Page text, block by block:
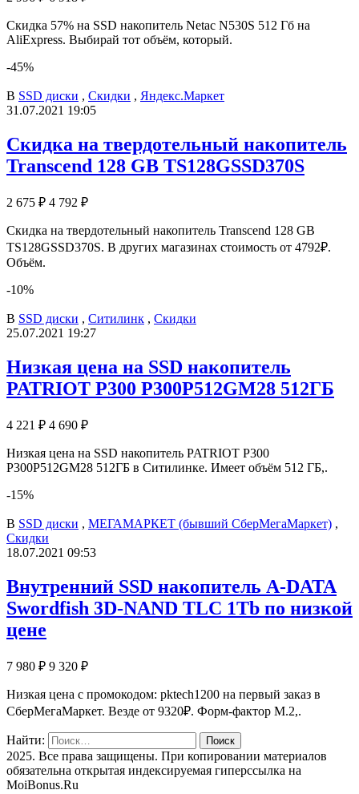
Скидка 57% на SSD накопитель Netac N530S 512 Гб на
AliExpress. Выбирай тот объём, который.
-45%
В SSD диски , Скидки , Яндекс.Маркет
31.07.2021 19:05
Скидка на твердотельный накопитель
Transcend 128 GB TS128GSSD370S
2 675 ₽ 4 792 ₽
Скидка на твердотельный накопитель Transcend 128 GB
TS128GSSD370S. В других магазинах стоимость от 4792₽.
Объём.
-10%
В SSD диски , Ситилинк , Скидки
25.07.2021 19:27
Низкая цена на SSD накопитель
PATRIOT P300 P300P512GM28 512ГБ
4 221 ₽ 4 690 ₽
Низкая цена на SSD накопитель PATRIOT P300
P300P512GM28 512ГБ в Ситилинке. Имеет объём 512 ГБ,.
-15%
В SSD диски , МЕГАМАРКЕТ (бывший СберМегаМаркет) ,
Скидки
18.07.2021 09:53
Внутренний SSD накопитель A-DATA
Swordfish 3D-NAND TLC 1Tb по низкой
цене
7 980 ₽ 9 320 ₽
Низкая цена с промокодом: pktech1200 на первый заказ в
СберМегаМаркет. Везде от 9320₽. Форм-фактор M.2,.
Найти:
2025. Все права защищены. При копировании материалов
обязательна открытая индексируемая гиперссылка на
MoiBonus.Ru